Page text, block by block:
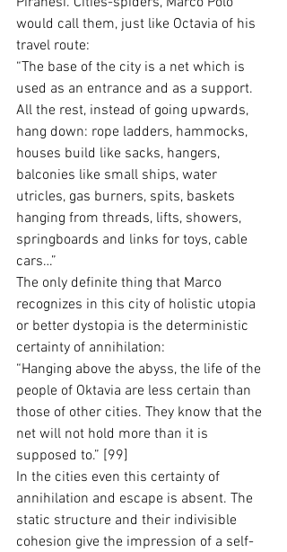
would call them, just like Octavia of his
travel route:
“The base of the city is a net which is
used as an entrance and as a support.
All the rest, instead of going upwards,
hang down: rope ladders, hammocks,
houses build like sacks, hangers,
balconies like small ships, water
utricles, gas burners, spits, baskets
hanging from threads, lifts, showers,
springboards and links for toys, cable
cars…”
The only definite thing that Marco
recognizes in this city of holistic utopia
or better dystopia is the deterministic
certainty of annihilation:
“Hanging above the abyss, the life of the
people of Oktavia are less certain than
those of other cities. They know that the
net will not hold more than it is
supposed to.” [99]
In the cities even this certainty of
annihilation and escape is absent. The
static structure and their indivisible
cohesion give the impression of a self-